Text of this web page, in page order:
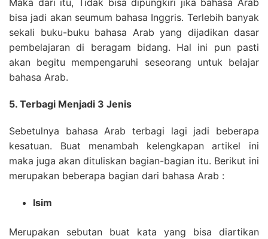
Maka dari itu, Tidak bisa dipungkiri jika bahasa Arab
bisa jadi akan seumum bahasa Inggris. Terlebih banyak
sekali buku-buku bahasa Arab yang dijadikan dasar
pembelajaran di beragam bidang. Hal ini pun pasti
akan begitu mempengaruhi seseorang untuk belajar
bahasa Arab.
5. Terbagi Menjadi 3 Jenis
Sebetulnya bahasa Arab terbagi lagi jadi beberapa
kesatuan. Buat menambah kelengkapan artikel ini
maka juga akan dituliskan bagian-bagian itu. Berikut ini
merupakan beberapa bagian dari bahasa Arab :
Isim
Merupakan sebutan buat kata yang bisa diartikan